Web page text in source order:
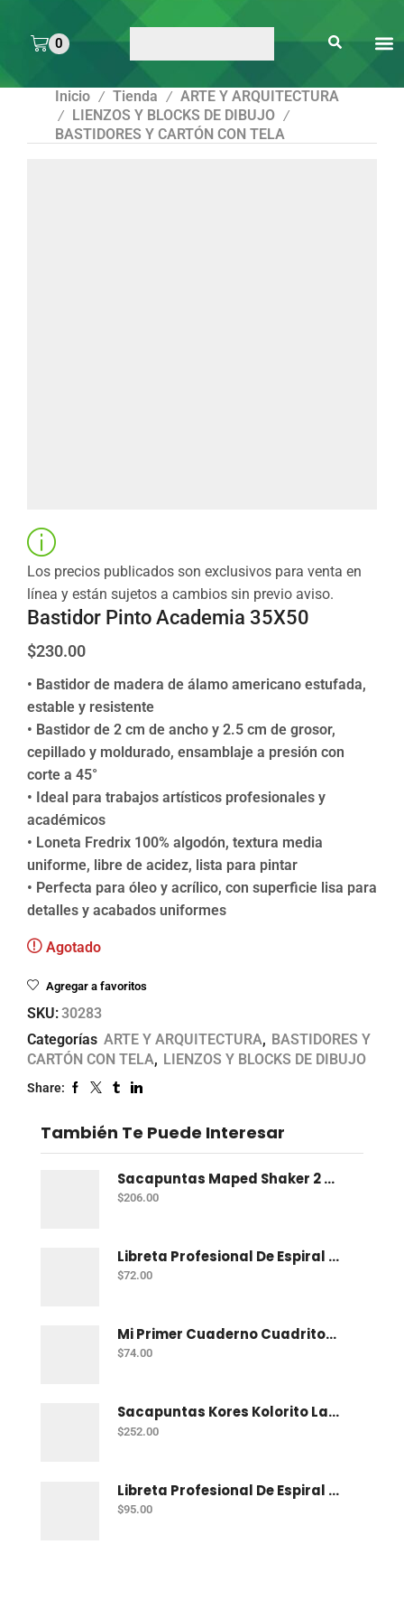
0
Inicio / Tienda / ARTE Y ARQUITECTURA
/ LIENZOS Y BLOCKS DE DIBUJO /
BASTIDORES Y CARTÓN CON TELA
Los precios publicados son exclusivos para venta en
línea y están sujetos a cambios sin previo aviso.
Bastidor Pinto Academia 35X50
$230.00
• Bastidor de madera de álamo americano estufada,
estable y resistente
• Bastidor de 2 cm de ancho y 2.5 cm de grosor,
cepillado y moldurado, ensamblaje a presión con
corte a 45°
• Ideal para trabajos artísticos profesionales y
académicos
• Loneta Fredrix 100% algodón, textura media
uniforme, libre de acidez, lista para pintar
• Perfecta para óleo y acrílico, con superficie lisa para
detalles y acabados uniformes
Agotado
Agregar a favoritos
SKU:30283
Categorías ARTE Y ARQUITECTURA, BASTIDORES Y
CARTÓN CON TELA, LIENZOS Y BLOCKS DE DIBUJO
Share:
También Te Puede Interesar
Sacapuntas Maped Shaker 2 Orificios - Bote Con 12
$206.00
Libreta Profesional De Espiral Norma Color 100 H C-7
$72.00
Mi Primer Cuaderno Cuadritos "A" (10Mm) 50 Hojas Norma
$74.00
Sacapuntas Kores Kolorito Lapiz 1 Orif C/20
$252.00
Libreta Profesional De Espiral Printaform Arcoiris Pastel 100 H Ry
$95.00